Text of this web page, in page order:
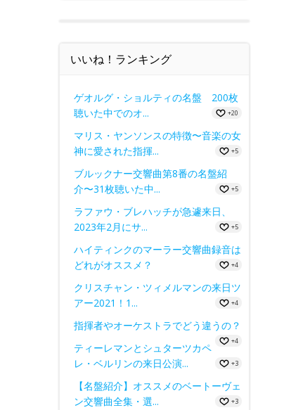
いいね！ランキング
ゲオルグ・ショルティの名盤 200枚
聴いた中でのオ...
+20
マリス・ヤンソンスの特徴〜音楽の女
神に愛された指揮...
+5
ブルックナー交響曲第8番の名盤紹
介〜31枚聴いた中...
+5
ラファウ・ブレハッチが急遽来日、
2023年2月にサ...
+5
ハイティンクのマーラー交響曲録音は
どれがオススメ？
+4
クリスチャン・ツィメルマンの来日ツ
アー2021！1...
+4
指揮者やオーケストラでどう違うの？
+4
ティーレマンとシュターツカペ
レ・ベルリンの来日公演...
+3
【名盤紹介】オススメのベートーヴェ
ン交響曲全集・選...
+3